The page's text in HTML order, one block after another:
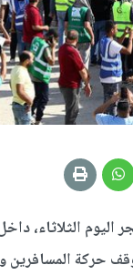
الثلاثاء،
حركة